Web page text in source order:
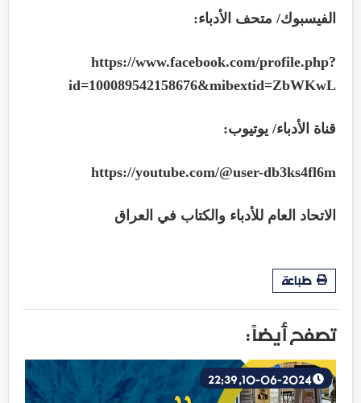
الفيسبوك/ متحف الأدباء:
https://www.facebook.com/profile.php?
id=100089542158676&mibextid=ZbWKwL
قناة الأدباء/ يوتيوب:
https://youtube.com/@user-db3ks4fl6m
الاتحاد العام للأدباء والكتاب في العراق
طباعة
تصفح أيضاً :